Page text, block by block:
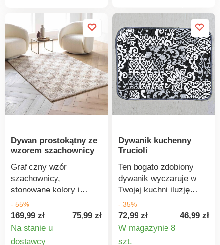
niepożądanej plamy,
użyj wilgotnej gąbki i
delikatnie wyczyść, ale
nie dociskaj zbyt
mocno, aby uniknąć
uszkodzenia włókien. W
przypadku uporczywych
plam, skorzystaj z usług
profesjonalnego
czyszczenia.
Dywan prostokątny ze
wzorem szachownicy
Graficzny wzór
szachownicy,
stonowane kolory i
piękna faktura – ten
dywan stworzy ciepłą
atmosferę w Twoim
- 55%
169,99 zł
75,99 zł
Na stanie u
dostawcy
Dywanik kuchenny
Trucioli
Ten bogato zdobiony
dywanik wyczaruje w
Twojej kuchni iluzję
Toskanii. Jednocześnie
chroni płytki przed
zabrudzeniami i
rozjaśnia fugi.
- 35%
72,99 zł
46,99 zł
W magazynie 8
szt.